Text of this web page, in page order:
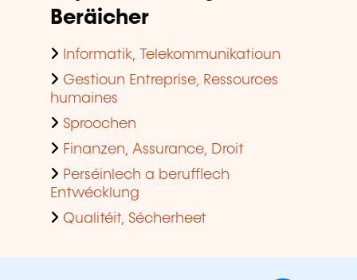
Beräicher
Informatik, Telekommunikatioun
Gestioun Entreprise, Ressources
humaines
Sproochen
Finanzen, Assurance, Droit
Perséinlech a berufflech
Entwécklung
Qualitéit, Sécherheet